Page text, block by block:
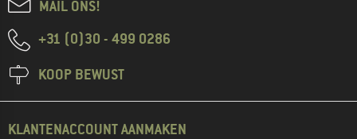
MAIL ONS!
+31 (0)30 - 499 0286
KOOP BEWUST
KLANTENACCOUNT AANMAKEN